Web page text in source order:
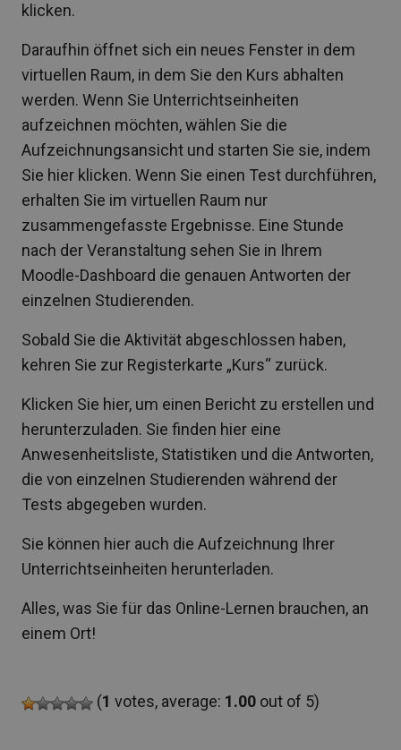
klicken.
Daraufhin öffnet sich ein neues Fenster in dem
virtuellen Raum, in dem Sie den Kurs abhalten
werden. Wenn Sie Unterrichtseinheiten
aufzeichnen möchten, wählen Sie die
Aufzeichnungsansicht und starten Sie sie, indem
Sie hier klicken. Wenn Sie einen Test durchführen,
erhalten Sie im virtuellen Raum nur
zusammengefasste Ergebnisse. Eine Stunde
nach der Veranstaltung sehen Sie in Ihrem
Moodle-Dashboard die genauen Antworten der
einzelnen Studierenden.
Sobald Sie die Aktivität abgeschlossen haben,
kehren Sie zur Registerkarte „Kurs“ zurück.
Klicken Sie hier, um einen Bericht zu erstellen und
herunterzuladen. Sie finden hier eine
Anwesenheitsliste, Statistiken und die Antworten,
die von einzelnen Studierenden während der
Tests abgegeben wurden.
Sie können hier auch die Aufzeichnung Ihrer
Unterrichtseinheiten herunterladen.
Alles, was Sie für das Online-Lernen brauchen, an
einem Ort!
(1 votes, average: 1.00 out of 5)